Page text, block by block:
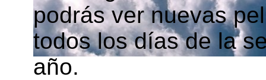
podrás ver nuevas
todos los días de la
año.